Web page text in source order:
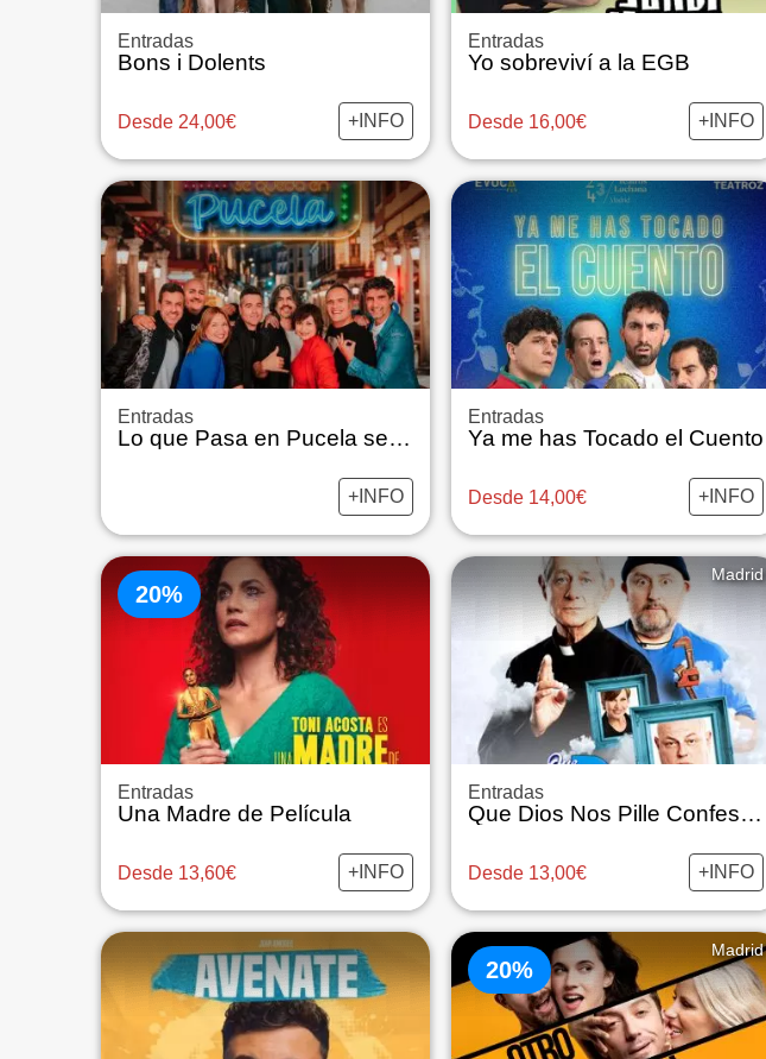
Entradas
Bons i Dolents
Desde 24,00€ +INFO
Entradas
Yo sobreviví a la EGB
Desde 16,00€ +INFO
Entradas
Lo que Pasa en Pucela se Queda en Pucela
+INFO
Entradas
Ya me has Tocado el Cuento
Desde 14,00€ +INFO
20%
Entradas
Una Madre de Película
Desde 13,60€ +INFO
Madrid
Entradas
Que Dios Nos Pille Confesados
Desde 13,00€ +INFO
20%
Madrid